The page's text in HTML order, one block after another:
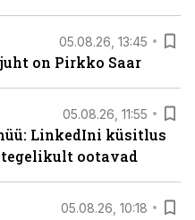
05.08.26, 13:45
on Pirkko Saar
05.08.26, 11:55
LinkedIni küsitlus
ootavad
05.08.26, 10:18